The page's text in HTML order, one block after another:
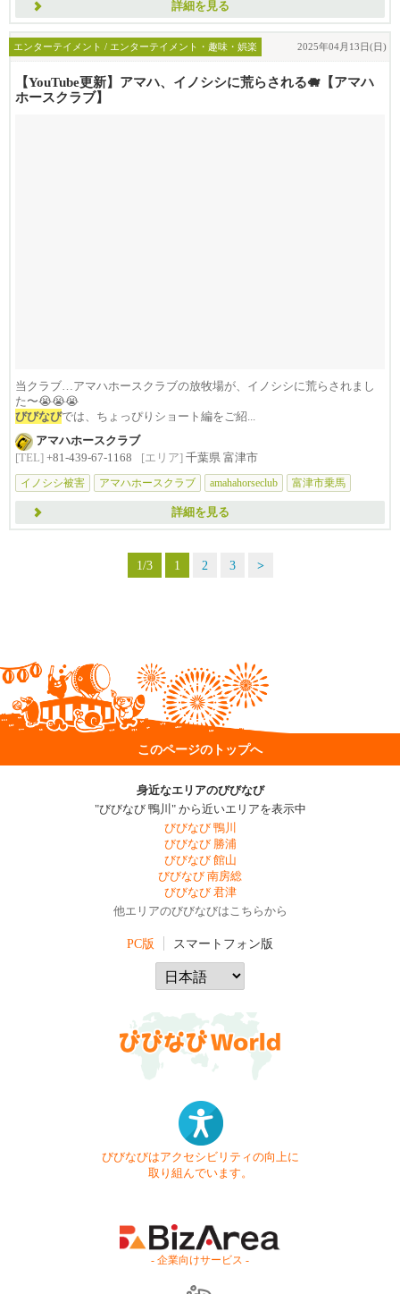
詳細を見る
エンターテイメント / エンターテイメント・趣味・娯楽 2025年04月13日(日)
【YouTube更新】アマハ、イノシシに荒らされる🐗【アマハ
ホースクラブ】
当クラブ…アマハホースクラブの放牧場が、イノシシに荒らされまし
た〜😭😭😭
びびなびでは、ちょっぴりショート編をご紹...
アマハホースクラブ
[TEL] +81-439-67-1168 [エリア] 千葉県 富津市
イノシシ被害
アマハホースクラブ amahahorseclub 富津市乗馬
詳細を見る
1/3 1 2 3 >
このページのトップへ
身近なエリアのびびなび
"びびなび 鴨川" から近いエリアを表示中
びびなび 鴨川
びびなび 勝浦
びびなび 館山
びびなび 南房総
びびなび 君津
他エリアのびびなびはこちらから
PC版 スマートフォン版
びびなびはアクセシビリティの向上に
取り組んでいます。
- 企業向けサービス -